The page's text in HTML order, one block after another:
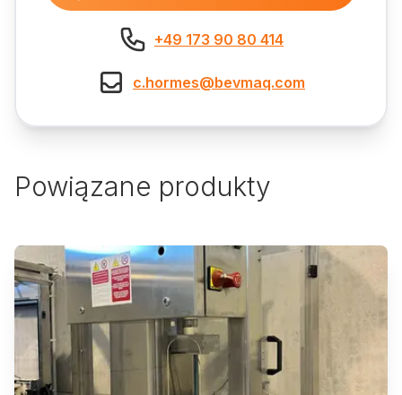
+49 173 90 80 414
c.hormes@bevmaq.com
Powiązane produkty